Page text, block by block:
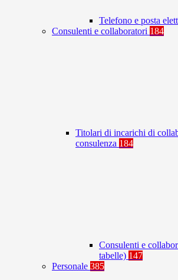
Telefono e posta
Consulenti e collaboratori 184
Titolari di incarichi di
consulenza 184
Consulenti e
tabelle) 147
Personale 385